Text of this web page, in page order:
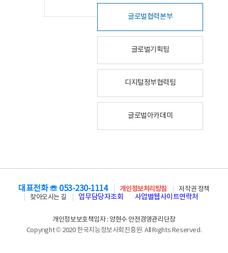
글로벌협력본부
글로벌기획팀
디지털정부협력팀
글로벌아카데미
대표전화 ☏ 053-230-1114 개인정보처리방침
저작권 정책
찾아오시는 길
업무담당자조회 사업별웹사이트연락처
개인정보보호책임자 : 양현수 안전경영관리단장
Copyright © 2020 한국지능정보사회진흥원. All Rights Reserved.